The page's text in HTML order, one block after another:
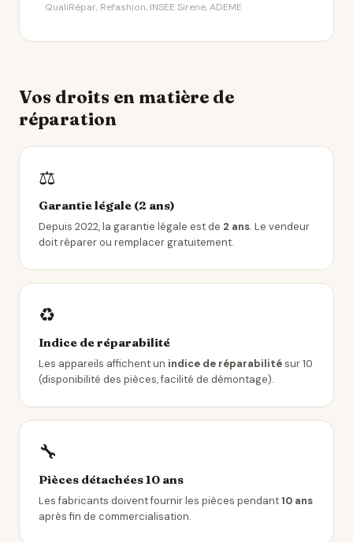
QualiRépar, Refashion, INSEE Sirene, ADEME
Vos droits en matière de
réparation
⚖️
Garantie légale (2 ans)
Depuis 2022, la garantie légale est de 2 ans. Le vendeur
doit réparer ou remplacer gratuitement.
♻️
Indice de réparabilité
Les appareils affichent un indice de réparabilitésur 10
(disponibilité des pièces, facilité de démontage).
🔧
Pièces détachées 10 ans
Les fabricants doivent fournir les pièces pendant10 ans
après fin de commercialisation.